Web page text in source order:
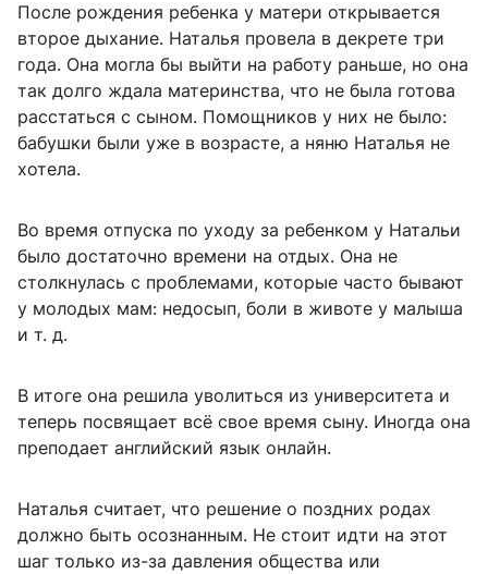
После рождения ребенка у матери открывается
второе дыхание. Наталья провела в декрете три
года. Она могла бы выйти на работу раньше, но она
так долго ждала материнства, что не была готова
расстаться с сыном. Помощников у них не было:
бабушки были уже в возрасте, а няню Наталья не
хотела.
Во время отпуска по уходу за ребенком у Натальи
было достаточно времени на отдых. Она не
столкнулась с проблемами, которые часто бывают
у молодых мам: недосып, боли в животе у малыша
и т. д.
В итоге она решила уволиться из университета и
теперь посвящает всё свое время сыну. Иногда она
преподает английский язык онлайн.
Наталья считает, что решение о поздних родах
должно быть осознанным. Не стоит идти на этот
шаг только из-за давления общества или